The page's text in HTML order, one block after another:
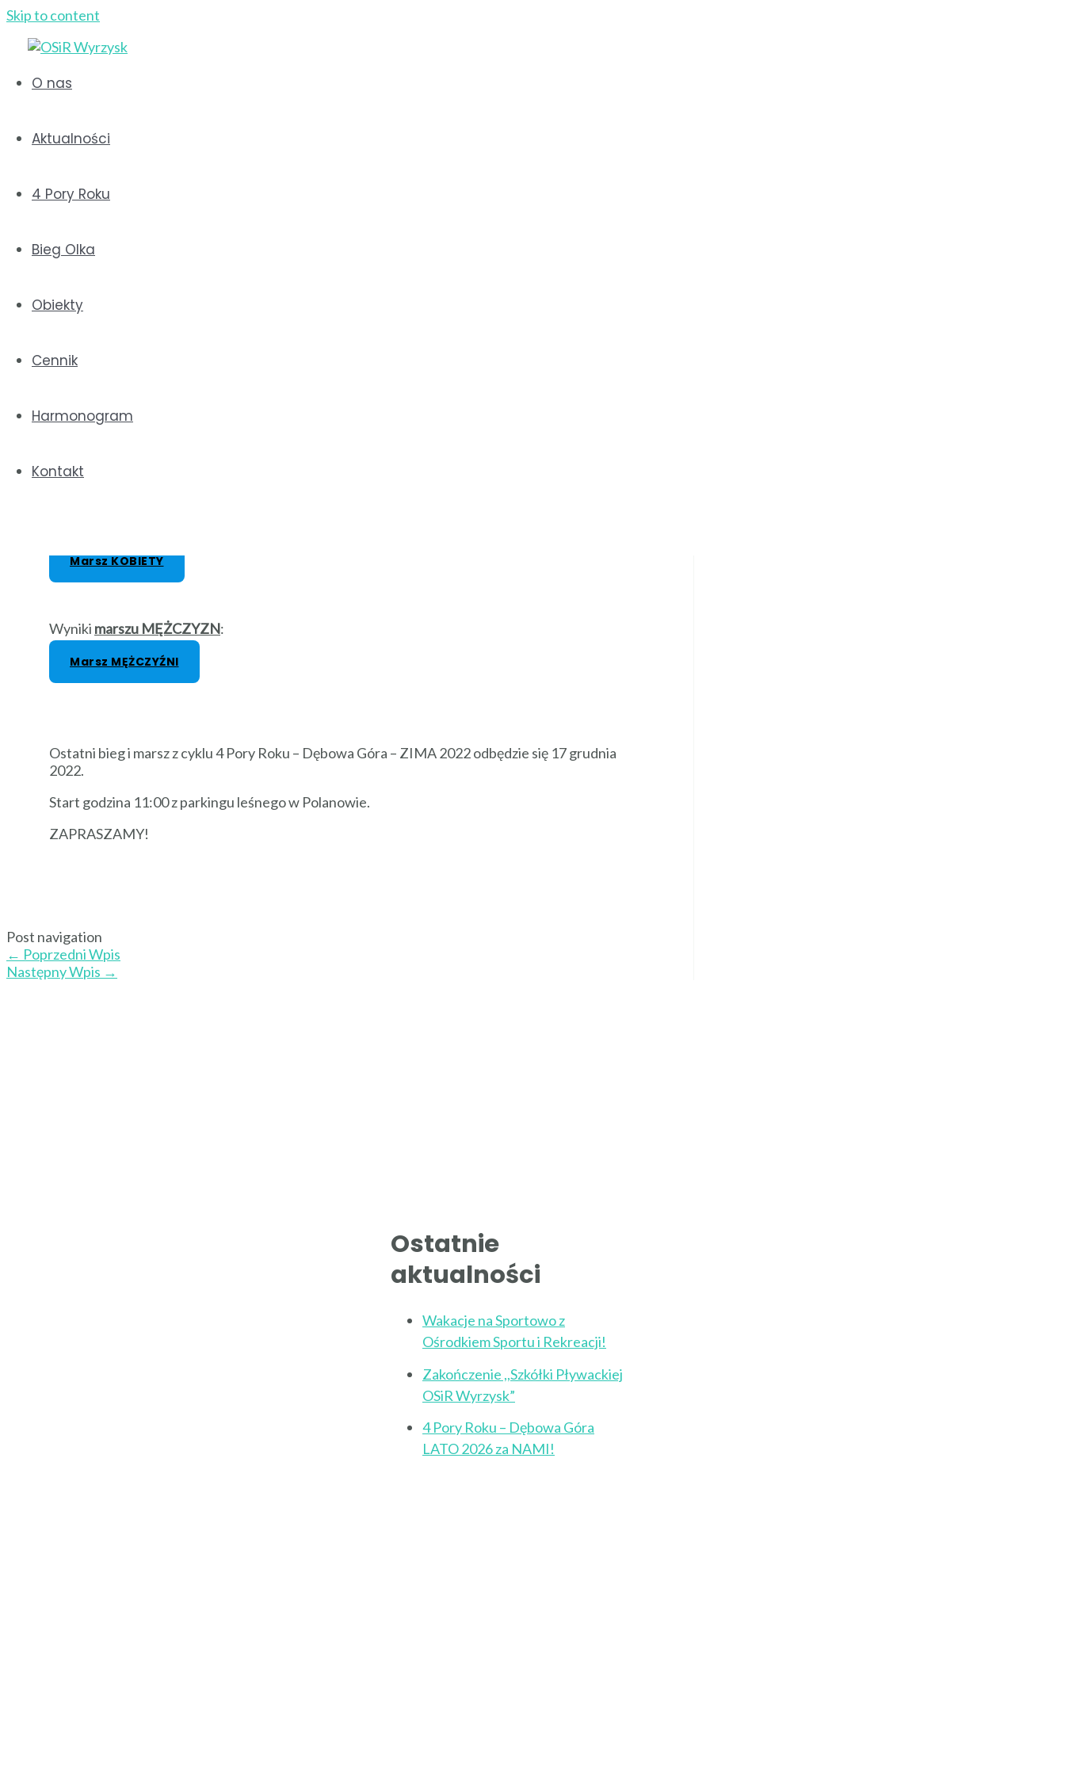
Skip to content
O nas
Aktualności
4 Pory Roku
Bieg Olka
Obiekty
Cennik
Harmonogram
Kontakt
2022”
2022-09-23
Bieg KOBIETY
Wynikibiegu MĘŻCZYZN
Marsz KOBIETY
Wyniki marszu MĘŻCZYZN:
Marsz MĘŻCZYŹNI
Ostatni bieg i marsz z cyklu 4 Pory Roku – Dębowa Góra – ZIMA 2022 odbędzie się 17 grudnia
2022.
Start godzina 11:00 z parkingu leśnego w Polanowie.
ZAPRASZAMY!
Post navigation
← Poprzedni Wpis
Następny Wpis →
Ostatnie
aktualności
Wakacje na Sportowo z
Ośrodkiem Sportu i Rekreacji!
Zakończenie ,,Szkółki Pływackiej
OSiR Wyrzysk”
4 Pory Roku – Dębowa Góra
LATO 2026 za NAMI!